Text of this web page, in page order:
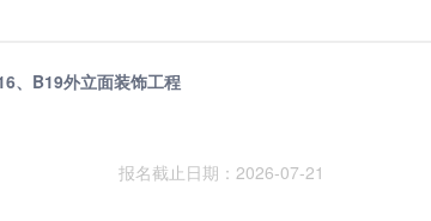
、B19外立面装饰工程
报名截止日期：2026-07-21